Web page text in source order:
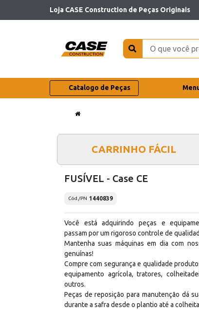
Loja CASE Construction de Peças Originais
Catalogo de Peças
CARRINHO FÁCIL
FUSÍVEL - Case CE
Cód./PN 1440839
Você está adquirindo peças e
passam por um rigoroso controle de
Mantenha suas máquinas em dia com
genuínas!
Compre com segurança e qualidade
equipamento agrícola, tratores,
outros.
Peças de reposição para manutenção dá
durante a safra desde o plantio até a